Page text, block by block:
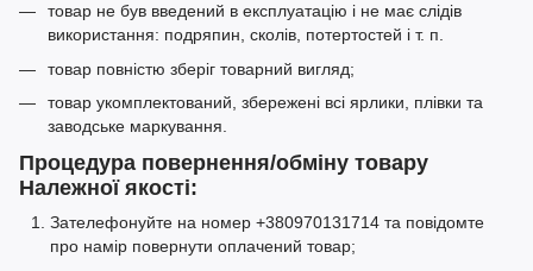
товар не був введений в експлуатацію і не має слідів
використання: подряпин, сколів, потертостей і т. п.
товар повністю зберіг товарний вигляд;
товар укомплектований, збережені всі ярлики, плівки та
заводське маркування.
Процедура повернення/обміну товару
Належної якості:
Зателефонуйте на номер +380970131714 та повідомте
про намір повернути оплачений товар;